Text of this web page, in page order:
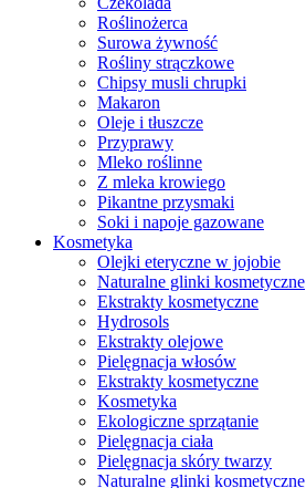
Roślinożerca
Surowa żywność
Rośliny strączkowe
Chipsy musli chrupki
Makaron
Oleje i tłuszcze
Przyprawy
Mleko roślinne
Z mleka krowiego
Pikantne przysmaki
Soki i napoje gazowane
Kosmetyka
Olejki eteryczne w jojobie
Naturalne glinki kosmetyczne
Ekstrakty kosmetyczne
Hydrosols
Ekstrakty olejowe
Pielęgnacja włosów
Ekstrakty kosmetyczne
Kosmetyka
Ekologiczne sprzątanie
Pielęgnacja ciała
Pielęgnacja skóry twarzy
Naturalne glinki kosmetyczne